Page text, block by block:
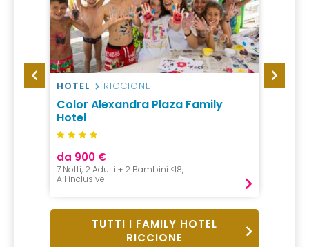
HOTEL RICCIONE
Color Alexandra Plaza Family
Hotel
da 900 €
7 Notti, 2 Adulti + 2 Bambini <18,
All inclusive
HOTEL
TUTTI I FAMILY HOTEL
RICCIONE